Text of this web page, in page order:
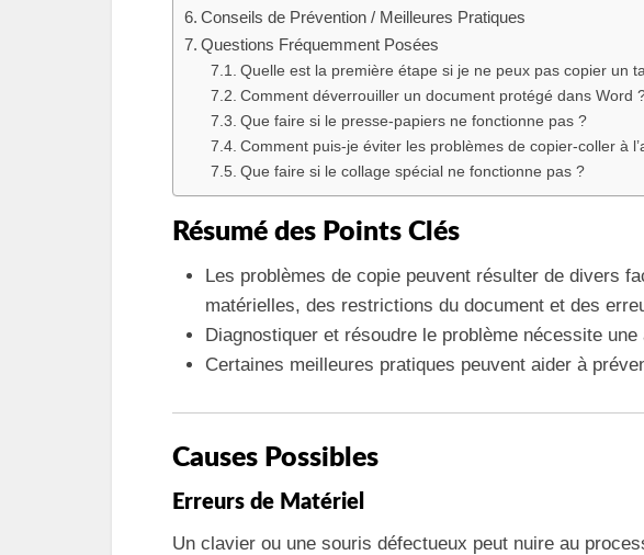
Conseils de Prévention / Meilleures Pratiques
Questions Fréquemment Posées
Quelle est la première étape si je ne peux pas copier un
Comment déverrouiller un document protégé dans Word
Que faire si le presse-papiers ne fonctionne pas ?
Comment puis-je éviter les problèmes de copier-coller à
Que faire si le collage spécial ne fonctionne pas ?
Résumé des Points Clés
Les problèmes de copie peuvent résulter de divers
matérielles, des restrictions du document et des
Diagnostiquer et résoudre le problème nécessite
Certaines meilleures pratiques peuvent aider à
Causes Possibles
Erreurs de Matériel
Un clavier ou une souris défectueux peut nuire au